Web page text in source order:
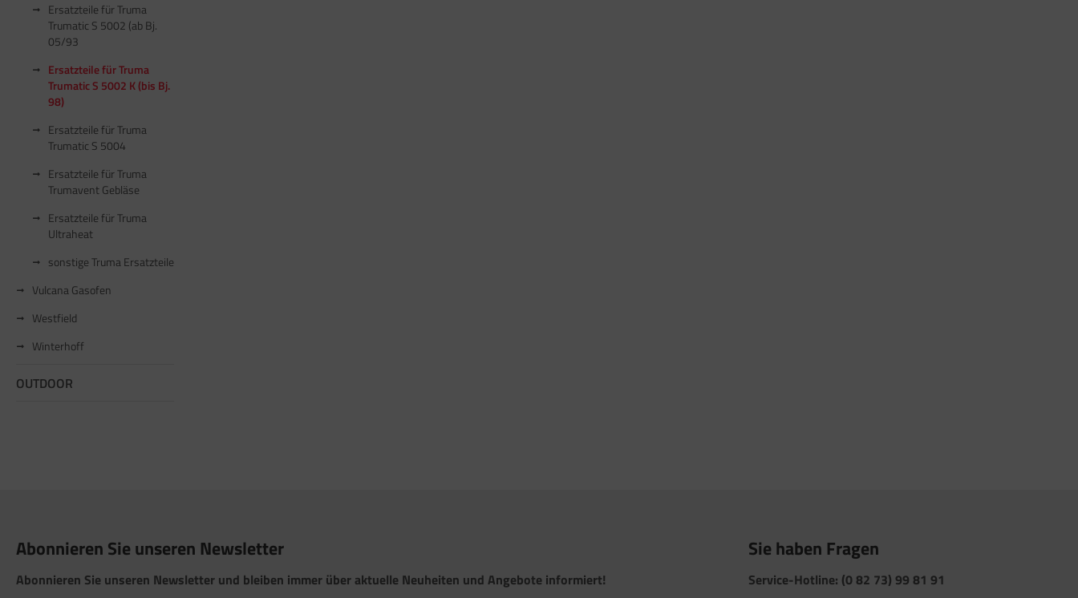
Ersatzteile für Truma
Trumatic S 5002 (ab Bj.
05/93
Ersatzteile für Truma
Trumatic S 5002 K (bis Bj.
98)
Ersatzteile für Truma
Trumatic S 5004
Ersatzteile für Truma
Trumavent Gebläse
Ersatzteile für Truma
Ultraheat
sonstige Truma Ersatzteile
Vulcana Gasofen
Westfield
Winterhoff
OUTDOOR
Abonnieren Sie unseren Newsletter
Abonnieren Sie unseren Newsletter und bleiben immer über aktuelle Neuheiten und Angebote informiert!
Sie haben Fragen
Service-Hotline: (0 82 73) 99 81 91